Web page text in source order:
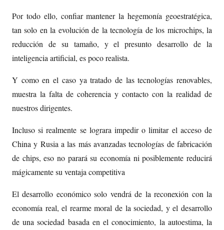
Por todo ello, confiar mantener la hegemonía geoestratégica,
tan solo en la evolución de la tecnología de los microchips, la
reducción de su tamaño, y el presunto desarrollo de la
inteligencia artificial, es poco realista.
Y como en el caso ya tratado de las tecnologías renovables,
muestra la falta de coherencia y contacto con la realidad de
nuestros dirigentes.
Incluso si realmente se lograra impedir o limitar el acceso de
China y Rusia a las más avanzadas tecnologías de fabricación
de chips, eso no parará su economía ni posiblemente reducirá
mágicamente su ventaja competitiva
El desarrollo económico solo vendrá de la reconexión con la
economía real, el rearme moral de la sociedad, y el desarrollo
de una sociedad basada en el conocimiento, la autoestima, la